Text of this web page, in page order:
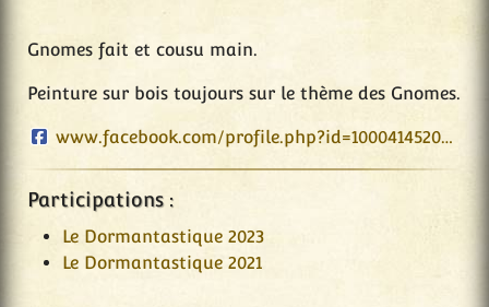
Gnomes fait et cousu main.
Peinture sur bois toujours sur le thème des Gnomes.
www.facebook.com/profile.php?id=100041452041641
Participations :
Le Dormantastique 2023
Le Dormantastique 2021